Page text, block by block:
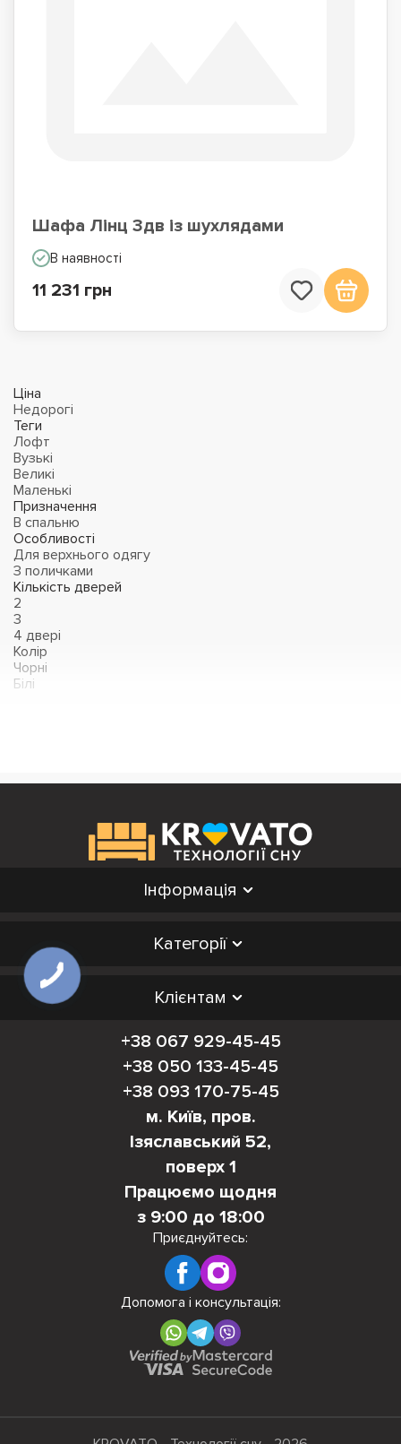
Шафа Лінц 3дв із шухлядами
В наявності
11 231 грн
Ціна
Недорогі
Теги
Лофт
Вузькі
Великі
Маленькі
Призначення
В спальню
Особливості
Для верхнього одягу
З поличками
Кількість дверей
2
3
4 двері
Колір
Чорні
Білі
Інформація
Категорії
Клієнтам
+38 067 929-45-45
+38 050 133-45-45
+38 093 170-75-45
м. Київ, пров.
Ізяславський 52,
поверх 1
Працюємо щодня
з 9:00 до 18:00
Приєднуйтесь:
Допомога і консультація: